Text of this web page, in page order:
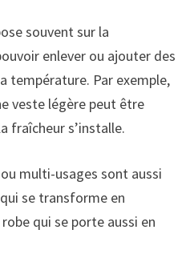
souvent sur la
enlever ou ajouter des
température. Par exemple,
veste légère peut être
fraîcheur s’installe.
multi-usages sont aussi
se transforme en
qui se porte aussi en